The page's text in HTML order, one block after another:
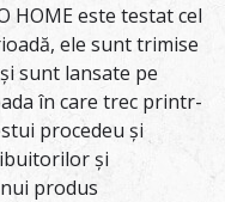
HOME este testat cel
ele sunt trimise
sunt lansate pe
în care trec printr-
procedeu și
și
produs